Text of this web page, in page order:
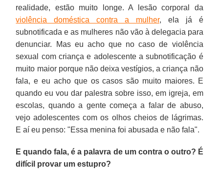
realidade, estão muito longe. A lesão corporal da
violência doméstica contra a mulher, ela já é
subnotificada e as mulheres não vão à delegacia para
denunciar. Mas eu acho que no caso de violência
sexual com criança e adolescente a subnotificação é
muito maior porque não deixa vestígios, a criança não
fala, e eu acho que os casos são muito maiores. E
quando eu vou dar palestra sobre isso, em igreja, em
escolas, quando a gente começa a falar de abuso,
vejo adolescentes com os olhos cheios de lágrimas.
E aí eu penso: "Essa menina foi abusada e não fala".
E quando fala, é a palavra de um contra o outro? É
difícil provar um estupro?